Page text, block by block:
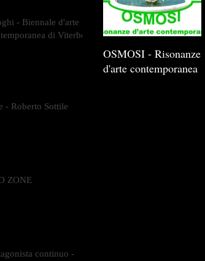
- Biennale d'arte
di Viterbo
- Roberto Sottile
ZONE
continuo -
OSMOSI - Risonanze
d'arte contemporanea